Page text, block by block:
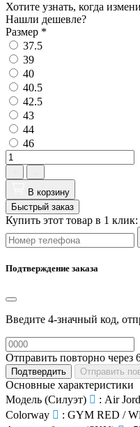
Хотите узнать, когда
Нашли дешевле?
Размер *
37.5
39
40
40.5
42.5
43
44
46
В корзину
Быстрый заказ
Купить этот товар в 1 клик:
Подтверждение заказа
Введите 4-значный код,
Отправить повторно через
Подтвердить Отправить
Основные характеристики
Модель (Силуэт)
: Air
Colorway
: GYM RED /